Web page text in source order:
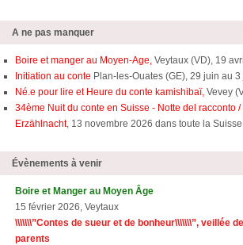
A ne pas manquer
Boire et manger au Moyen-Age, Veytaux (VD), 19 avril
Initiation au conte Plan-les-Ouates (GE), 29 juin au
Né.e pour lire et Heure du conte kamishibaï, Vevey
34ème Nuit du conte en Suisse - Notte del racconto
Erzählnacht, 13 novembre 2026 dans toute la
Évènements à venir
Boire et Manger au Moyen Âge
15 février 2026, Veytaux
\\\\\\\”Contes de sueur et de bonheur\\\\\\\”, veillée
parents